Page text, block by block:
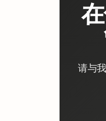
请与